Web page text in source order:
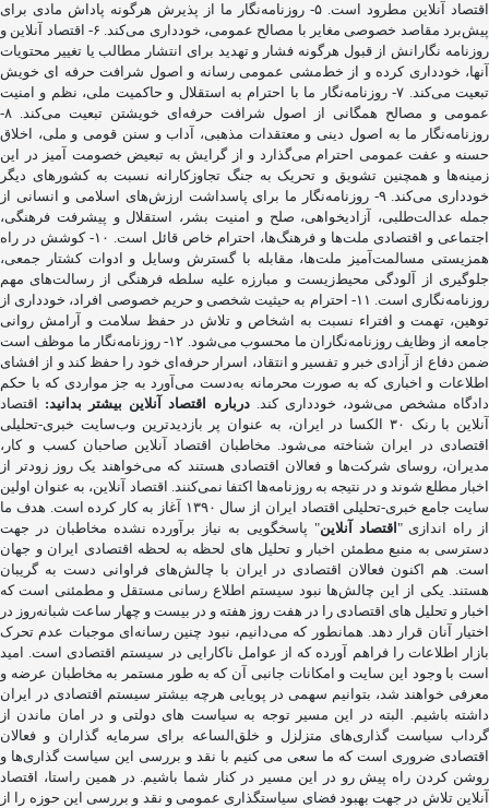
اقتصاد آنلاین مطرود است. ۵- روزنامه‌نگار ما از پذیرش هرگونه پاداش مادی برای
پیش‌برد مقاصد خصوصی مغایر با مصالح عمومی، خودداری می‌کند. ۶- اقتصاد آنلاین و
روزنامه نگارانش از قبول هرگونه فشار و تهدید برای انتشار مطالب یا تغییر محتویات
آنها، خودداری کرده و از خط‌مشی عمومی رسانه و اصول شرافت حرفه ای خویش
تبعیت می‌کند. ۷- روزنامه‌نگار ما با احترام به استقلال و حاکمیت ملی، نظم و امنیت
عمومی و مصالح همگانی از اصول شرافت حرفه‌ای خویشتن تبعیت می‌کند. ۸-
روزنامه‌نگار ما به اصول دینی و معتقدات مذهبی، آداب و سنن قومی و ملی، اخلاق
حسنه و عفت عمومی احترام می‌گذارد و از گرایش به تبعیض خصومت آمیز در این
زمینه‌ها و همچنین تشویق و تحریک به جنگ تجاوزکارانه نسبت به کشورهای دیگر
خودداری می‌کند. ۹- روزنامه‌نگار ما برای پاسداشت ارزش‌های اسلامی و انسانی از
جمله عدالت‌طلبی، آزادیخواهی، صلح و امنیت بشر، استقلال و پیشرفت فرهنگی،
اجتماعی و اقتصادی ملت‌ها و فرهنگ‌ها، احترام خاص قائل است. ۱۰- کوشش در راه
همزیستی مسالمت‌آمیز ملت‌ها، مقابله با گسترش وسایل و ادوات کشتار جمعی،
جلوگیری از آلودگی محیط‌زیست و مبارزه علیه سلطه فرهنگی از رسالت‌های مهم
روزنامه‌نگاری است. ۱۱- احترام به حیثیت شخصی و حریم خصوصی افراد، خودداری از
توهین، تهمت و افتراء نسبت به اشخاص و تلاش در حفظ سلامت و آرامش روانی
جامعه از وظایف روزنامه‌نگاران ما محسوب می‌شود. ۱۲- روزنامه‌نگار ما موظف است
ضمن دفاع از آزادی خبر و تفسیر و انتقاد، اسرار حرفه‌ای خود را حفظ کند و از افشای
اطلاعات و اخباری که به صورت محرمانه به‌دست می‌آورد به جز مواردی که با حکم
دادگاه مشخص می‌شود، خودداری کند.درباره اقتصاد آنلاین بیشتر بدانید: اقتصاد
آنلاین با رنک ۳۰ الکسا در ایران، به عنوان پر بازدیدترین وب‌سایت خبری-تحلیلی
اقتصادی در ایران شناخته می‌شود. مخاطبان اقتصاد آنلاین صاحبان کسب و کار،
مدیران، روسای شرکت‌ها و فعالان اقتصادی هستند که می‌خواهند یک روز زودتر از
اخبار مطلع شوند و در نتیجه به روزنامه‌ها اکتفا نمی‌کنند. اقتصاد آنلاین، به عنوان اولین
سایت جامع خبری-تحلیلی اقتصاد ایران از سال ۱۳۹۰ آغاز به کار کرده است. هدف ما
از راه اندازی " اقتصاد آنلاین" پاسخگویی به نیاز برآورده نشده مخاطبان در جهت
دسترسی به منبع مطمئن اخبار و تحلیل های لحظه به لحظه اقتصادی ایران و جهان
است. هم اکنون فعالان اقتصادی در ایران با چالش‌های فراوانی دست به گریبان
هستند. یکی از این چالش‌ها نبود سیستم اطلاع رسانی مستقل و مطمئنی است که
اخبار و تحلیل های اقتصادی را در هفت روز هفته و در بیست و چهار ساعت شبانه‌روز در
اختیار آنان قرار دهد. همانطور که می‌دانیم، نبود چنین رسانه‌ای موجبات عدم تحرک
بازار اطلاعات را فراهم آورده که از عوامل ناکارایی در سیستم اقتصادی است. امید
است با وجود این سایت و امکانات جانبی آن که به طور مستمر به مخاطبان عرضه و
معرفی خواهند شد، بتوانیم سهمی در پویایی هرچه بیشتر سیستم اقتصادی در ایران
داشته باشیم. البته در این مسیر توجه به سیاست های دولتی و در امان ماندن از
گرداب سیاست گذاری‌های متزلزل و خلق‌الساعه برای سرمایه گذاران و فعالان
اقتصادی ضروری است که ما سعی می کنیم با نقد و بررسی این سیاست گذاری‌ها و
روشن کردن راه پیش رو در این مسیر در کنار شما باشیم. در همین راستا، اقتصاد
آنلاین تلاش در جهت بهبود فضای سیاستگذاری عمومی و نقد و بررسی این حوزه را از